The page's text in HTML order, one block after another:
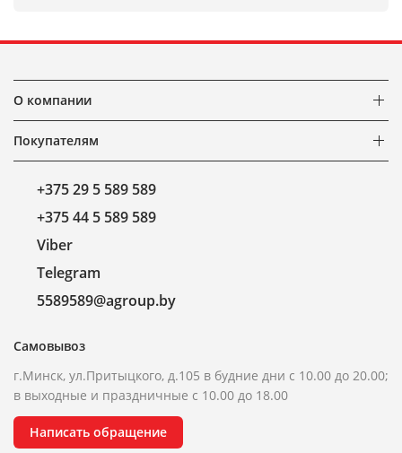
О компании
Покупателям
+375 29 5 589 589
+375 44 5 589 589
Viber
Telegram
5589589@agroup.by
Самовывоз
г.Минск, ул.Притыцкого, д.105 в будние дни с 10.00 до 20.00;
в выходные и праздничные с 10.00 до 18.00
Написать обращение